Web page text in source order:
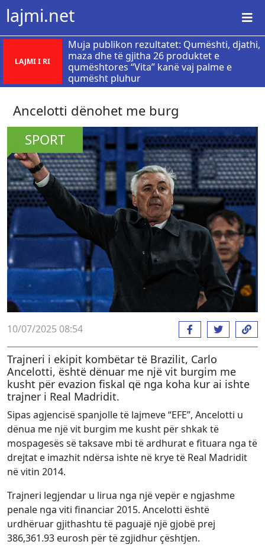
lajmi.net
LAJMI I RI
Muja publikon rezultatet: Qumështi, djathi,
maza dhe të gjitha 26 produktet e
qumështores “Vita” kanë vaj palme e
qumësht pluhur
​Ancelotti dënohet me burg
SPORT
10/07/2025 08:54
Trajneri i ekipit kombëtar të Brazilit, Carlo
Ancelotti, është dënuar me një vit burgim me
kusht për evazion fiskal që nga koha kur ai ishte
trajner i Real Madridit.
Sipas agjencisë spanjolle të lajmeve “EFE”, Ancelotti u
dënua me një vit burgim me kusht për shkak të
mospagesës së taksave mbi të ardhurat e fituara nga të
drejtat e imazhit ndërsa ishte në krye të Real Madridit
në vitin 2014.
Trajneri legjendar u lirua nga një vepër e ngjashme
penale nga viti financiar 2015. Ancelotti është
urdhëruar gjithashtu të paguajë një gjobë prej
386,361.93 eurosh për të zgjidhur çështjen.